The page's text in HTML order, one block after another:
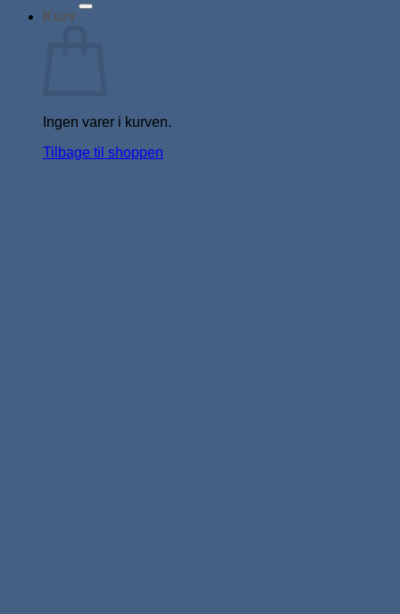
Kurv
Ingen varer i kurven.
Tilbage til shoppen